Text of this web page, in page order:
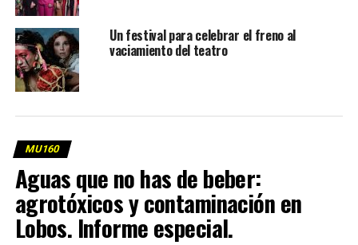
Un festival para celebrar el freno al
vaciamiento del teatro
MU160
Aguas que no has de beber:
agrotóxicos y contaminación en
Lobos. Informe especial.